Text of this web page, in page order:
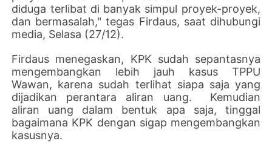
diduga terlibat di banyak simpul proyek-proyek,
dan bermasalah," tegas Firdaus, saat dihubungi
media, Selasa (27/12).
Firdaus menegaskan, KPK sudah sepantasnya
mengembangkan lebih jauh kasus TPPU
Wawan, karena sudah terlihat siapa saja yang
dijadikan perantara aliran uang.
Kemudian
aliran uang dalam bentuk apa saja, tinggal
bagaimana KPK dengan sigap mengembangkan
kasusnya.